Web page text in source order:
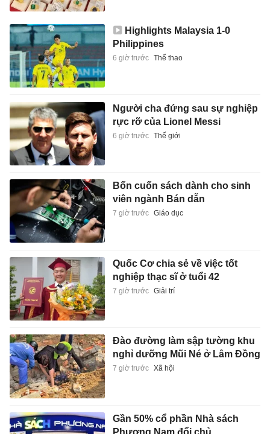
Highlights Malaysia 1-0
Philippines
6 giờ trước Thể thao
Người cha đứng sau sự nghiệp
rực rỡ của Lionel Messi
6 giờ trước Thế giới
Bốn cuốn sách dành cho sinh
viên ngành Bán dẫn
7 giờ trước Giáo dục
Quốc Cơ chia sẻ về việc tốt
nghiệp thạc sĩ ở tuổi 42
7 giờ trước Giải trí
Đào đường làm sập tường khu
nghỉ dưỡng Mũi Né ở Lâm Đồng
7 giờ trước Xã hội
Gần 50% cổ phần Nhà sách
Phương Nam đổi chủ